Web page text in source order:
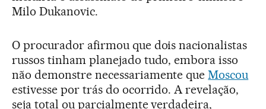
Milo Dukanovic.
O procurador afirmou que dois nacionalistas
russos tinham planejado tudo, embora isso
não demonstre necessariamente queMoscou
estivesse por trás do ocorrido. A revelação,
seja total ou parcialmente verdadeira,